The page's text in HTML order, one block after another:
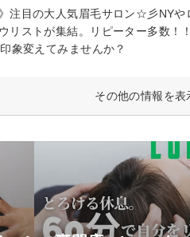
注目の大人気眉毛サロン☆彡NYや
リストが集結。リピーター多数
象変えてみませんか？
その他の情報を表